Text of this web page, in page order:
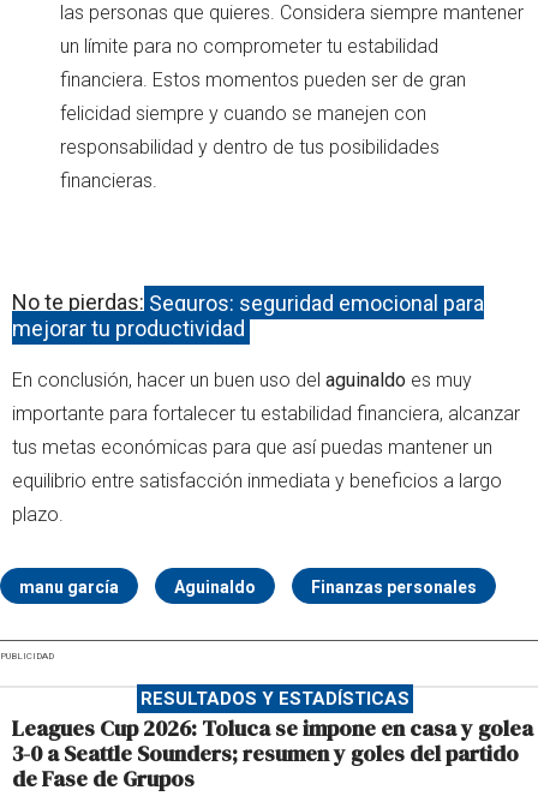
las personas que quieres. Considera siempre mantener
un límite para no comprometer tu estabilidad
financiera. Estos momentos pueden ser de gran
felicidad siempre y cuando se manejen con
responsabilidad y dentro de tus posibilidades
financieras.
No te pierdas: Seguros: seguridad emocional para
mejorar tu productividad
En conclusión, hacer un buen uso del aguinaldo es muy
importante para fortalecer tu estabilidad financiera, alcanzar
tus metas económicas para que así puedas mantener un
equilibrio entre satisfacción inmediata y beneficios a largo
plazo.
manu garcía Aguinaldo Finanzas personales
PUBLICIDAD
RESULTADOS Y ESTADÍSTICAS
Leagues Cup 2026: Toluca se impone en casa y golea
3-0 a Seattle Sounders; resumen y goles del partido
de Fase de Grupos